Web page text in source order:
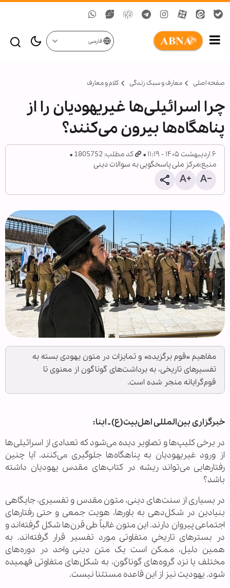
فارسی
صفحه اصلی معارف و سبک زندگی کلام و معارف
چرا اسرائیلی‌ها غیریهودیان را از
پناهگاه‌ها بیرون می‌کنند؟
۶ اردیبهشت ۱۴۰۵ - ۱۱:۱۹
کد مطلب: 1805752
منبع:مرکز ملی پاسخگویی به سوالات دینی
مفاهیم «قوم برگزیده» و تمایزات در متون یهودی بسته به
تفسیرهای تاریخی، به برداشت‌های گوناگون از معنوی تا
قوم‌گرایانه منجر شده است.
خبرگزاری بین‌المللی اهل‌بیت(ع) ـ ابنا:
در برخی کلیپ‌ها و تصاویر دیده می‌شود که تعدادی از اسرائیلی‌ها
از ورود غیریهودیان به پناهگاه‌ها جلوگیری می‌کنند. آیا چنین
رفتارهایی می‌تواند ریشه در کتاب‌های مقدس یهودیان داشته
باشد؟
در بسیاری از سنت‌های دینی، متون مقدس و تفسیری، جایگاهی
بنیادین در شکل‌دهی به باورها، هویت جمعی و حتی رفتارهای
اجتماعی پیروان دارند. این متون غالباً طی قرن‌ها شکل گرفته‌اند و
در بسترهای تاریخیِ متفاوتی مورد تفسیر قرار گرفته‌اند. به
همین دلیل، ممکن است یک متن دینی واحد در دوره‌های
مختلف یا نزد گروه‌های گوناگون، به شکل‌های متفاوتی فهمیده
شود. یهودیت نیز از این قاعده مستثنا نیست.